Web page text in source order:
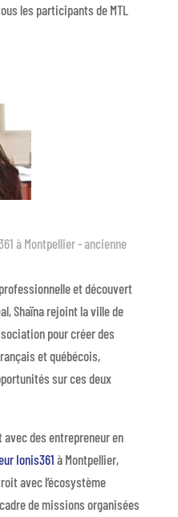
les participants de MTL
à Montpellier - ancienne
et découvert
Shaïna rejoint la ville de
pour créer des
et québécois,
sur ces deux
avec des entrepreneur en
Ionis361 à Montpellier,
avec l’écosystème
de missions organisées